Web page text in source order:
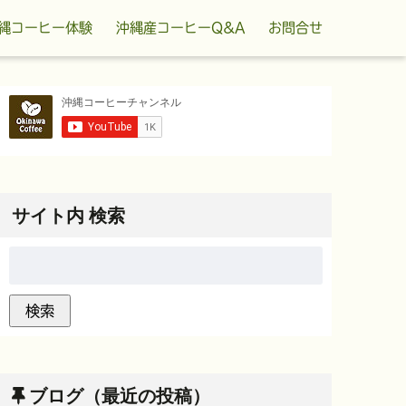
コーヒー体験 沖縄産コーヒーQ&A お問合せ
サイト内 検索
ブログ（最近の投稿）